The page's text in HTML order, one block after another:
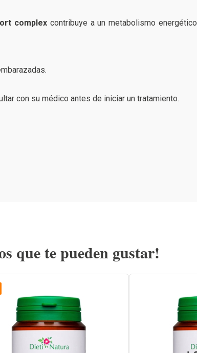
complex contribuye a un metabolismo energético
con su médico antes de iniciar un tratamiento.
que te pueden gustar!